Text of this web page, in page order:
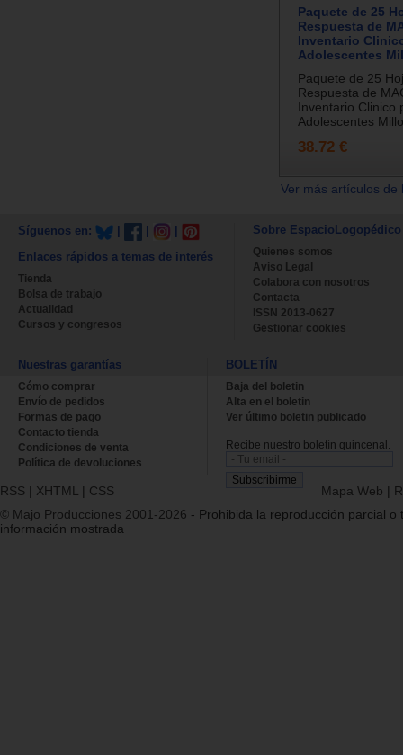
Paquete de 25
Respuesta de
Inventario
Adolescentes
Paquete de 25
Respuesta de
Inventario Clinico
Adolescentes
38.72 €
Ver más artículos
Síguenos en:
Enlaces rápidos a temas de interés
Tienda
Bolsa de trabajo
Actualidad
Cursos y congresos
Sobre EspacioLogopédico
Quienes somos
Aviso Legal
Colabora con nosotros
Contacta
ISSN 2013-0627
Gestionar cookies
Nuestras garantías
Cómo comprar
Envío de pedidos
Formas de pago
Contacto tienda
Condiciones de venta
Política de devoluciones
BOLETÍN
Baja del boletin
Alta en el boletin
Ver último boletin publicado
Recibe nuestro boletín quincenal.
RSS | XHTML | CSS Mapa Web |
© Majo Producciones 2001-2026 - Prohibida la reproducción parcial o
información mostrada